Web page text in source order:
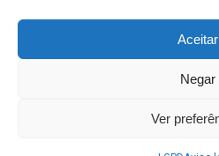
Aceitar
Negar
Ver
SEDE DO